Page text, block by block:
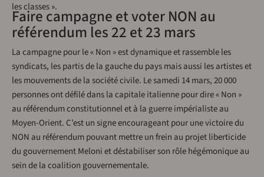
les classes ».
Faire campagne et voter NON au
référendum les 22 et 23 mars
La campagne pour le « Non » est dynamique et rassemble les
syndicats, les partis de la gauche du pays mais aussi les artistes et
les mouvements de la société civile. Le samedi 14 mars, 20 000
personnes ont défilé dans la capitale italienne pour dire « Non »
au référendum constitutionnel et à la guerre impérialiste au
Moyen-Orient. C’est un signe encourageant pour une victoire du
NON au référendum pouvant mettre un frein au projet liberticide
du gouvernement Meloni et déstabiliser son rôle hégémonique au
sein de la coalition gouvernementale.